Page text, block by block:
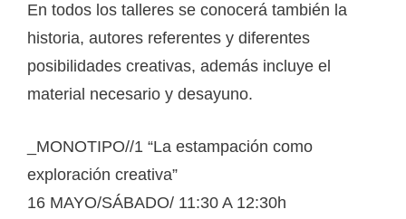
En todos los talleres se conocerá también la
historia, autores referentes y diferentes
posibilidades creativas, además incluye el
material necesario y desayuno.
_MONOTIPO//1 “La estampación como
exploración creativa”
16 MAYO/SÁBADO/ 11:30 A 12:30h